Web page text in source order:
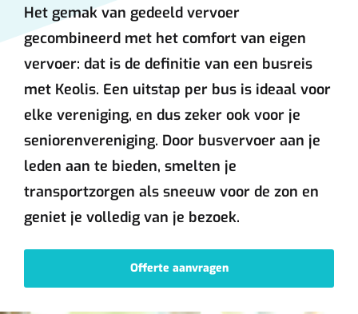
Het gemak van gedeeld vervoer
gecombineerd met het comfort van eigen
vervoer: dat is de definitie van een busreis
met Keolis. Een uitstap per bus is ideaal voor
elke vereniging, en dus zeker ook voor je
seniorenvereniging. Door busvervoer aan je
leden aan te bieden, smelten je
transportzorgen als sneeuw voor de zon en
geniet je volledig van je bezoek.
Offerte aanvragen